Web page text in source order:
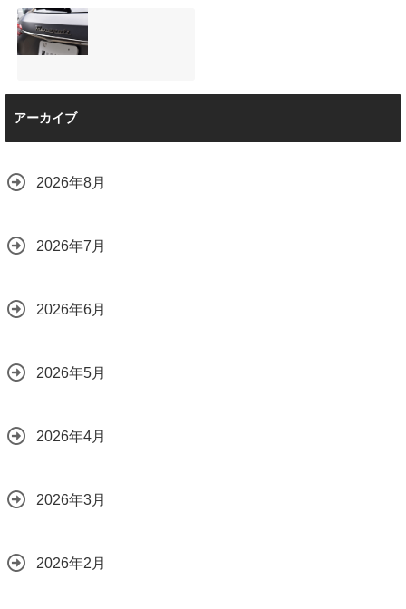
店で断られた悩み
をプロの技術で解
決
2026.08.04
【施工事例】メル
セデス・ベンツ
C220d｜3層セラ
ート」と弱点克服
のプロテクション
京都世田谷区）
マセラティ グレカ
ーレ トロフェオ
2026.07.22
アーカイブ
2026年8月
2026年7月
2026年6月
2026年5月
2026年4月
2026年3月
2026年2月